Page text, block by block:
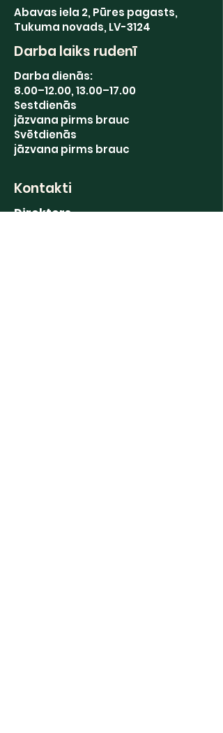
Abavas iela 2, Pūres pagasts,
Tukuma novads, LV-3124
Darba laiks rudenī
Darba dienās:
8.00–12.00, 13.00–17.00
Sestdienās
jāzvana pirms brauc
Svētdienās
jāzvana pirms brauc
Kontakti
Direktors